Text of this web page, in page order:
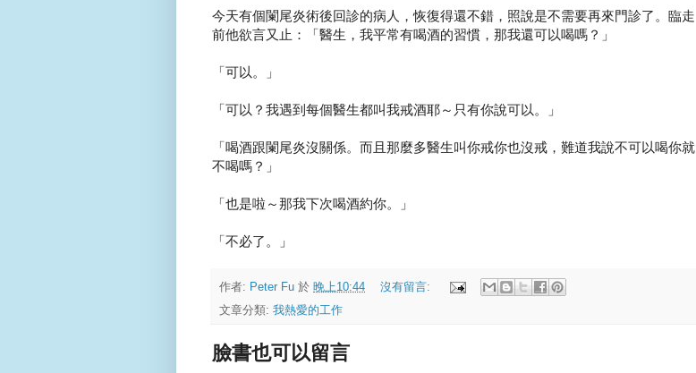
今天有個闌尾炎術後回診的病人，恢復得還不錯，照說是不需要再來門診了。臨走
前他欲言又止：「醫生，我平常有喝酒的習慣，那我還可以喝嗎？」
「可以。」
「可以？我遇到每個醫生都叫我戒酒耶～只有你說可以。」
「喝酒跟闌尾炎沒關係。而且那麼多醫生叫你戒你也沒戒，難道我說不可以喝你就
不喝嗎？」
「也是啦～那我下次喝酒約你。」
「不必了。」
作者: Peter Fu 於 晚上10:44
沒有留言:
文章分類: 我熱愛的工作
臉書也可以留言